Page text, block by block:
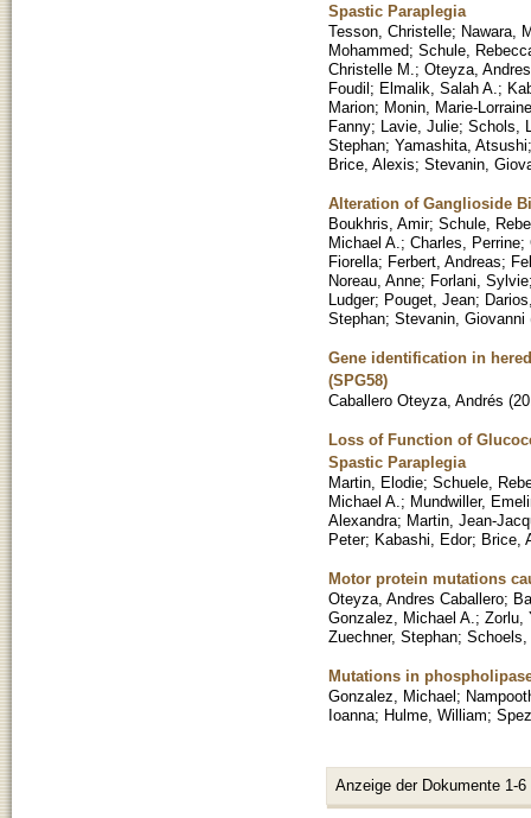
Spastic Paraplegia
Tesson, Christelle; Nawara,
Mohammed; Schule,
Christelle M. ; Oteyza,
Foudil; Elmalik, Salah A. ;
Marion; Monin, Marie-Lorraine
Fanny; Lavie, Julie; Schols,
Stephan; Yamashita, Atsushi
Brice, Alexis; Stevanin,
Alteration of Ganglioside
Boukhris, Amir; Schule,
Michael A. ; Charles, Perrine;
Fiorella; Ferbert, Andreas;
Noreau, Anne; Forlani, Sylvie
Ludger; Pouget, Jean;
Stephan; Stevanin, Giovanni
Gene identification in
(SPG58)
Caballero Oteyza, Andrés (
Loss of Function of
Spastic Paraplegia
Martin, Elodie; Schuele,
Michael A. ; Mundwiller,
Alexandra; Martin, Jean-
Peter; Kabashi, Edor; Brice,
Motor protein mutations
Oteyza, Andres Caballero;
Gonzalez, Michael A. ; Zorlu,
Zuechner, Stephan; Schoels,
Mutations in
Gonzalez, Michael;
Ioanna; Hulme, William;
Anzeige der Dokumente 1-6